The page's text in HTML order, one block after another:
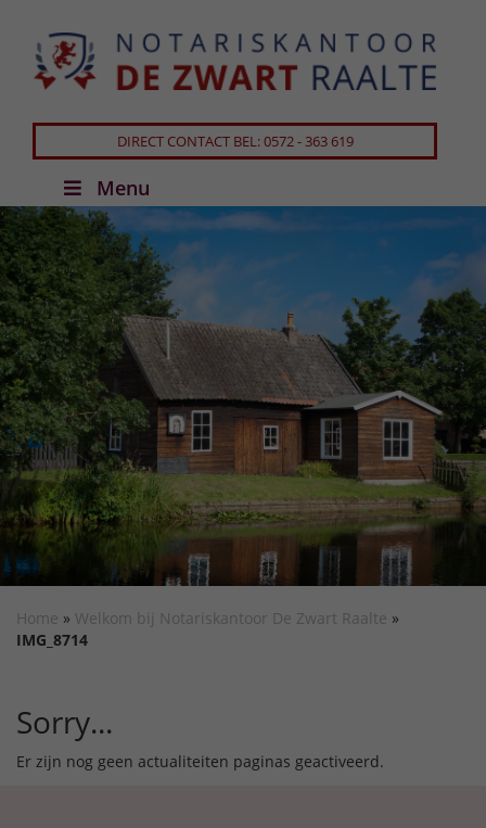
DIRECT CONTACT BEL: 0572 - 363 619
Menu
Home » Welkom bij Notariskantoor De Zwart Raalte »
IMG_8714
Sorry...
Er zijn nog geen actualiteiten paginas geactiveerd.